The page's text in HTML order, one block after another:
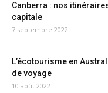
Canberra : nos
capitale
7 septembre 2022
L’écotourisme en
de voyage
10 août 2022